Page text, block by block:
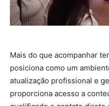
Mais do que acompanhar
posiciona como um
atualização profissional e
proporciona acesso a